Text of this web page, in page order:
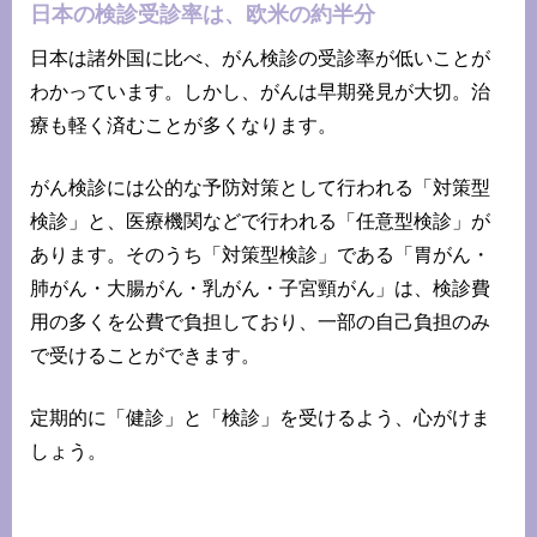
日本の検診受診率は、欧米の約半分
日本は諸外国に比べ、がん検診の受診率が低いことが
わかっています。しかし、がんは早期発見が大切。治
療も軽く済むことが多くなります。
がん検診には公的な予防対策として行われる「対策型
検診」と、医療機関などで行われる「任意型検診」が
あります。そのうち「対策型検診」である「胃がん・
肺がん・大腸がん・乳がん・子宮頸がん」は、検診費
用の多くを公費で負担しており、一部の自己負担のみ
で受けることができます。
定期的に「健診」と「検診」を受けるよう、心がけま
しょう。